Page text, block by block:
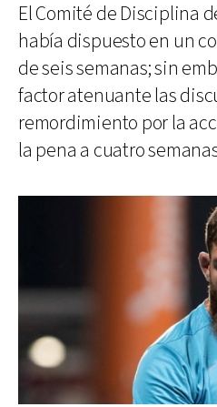
El Comité de Disciplina
había dispuesto en un
de seis semanas; sin
factor atenuante las
remordimiento por la
la pena a cuatro